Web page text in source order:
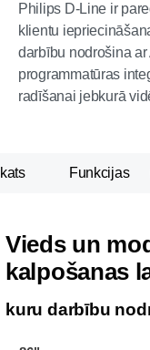
Philips D-Line ir
klientu
darbību nodrošina
programmatūras
radīšanai jebkurā
Funkcijas
Vieds un
kalpošanas
kuru darbību